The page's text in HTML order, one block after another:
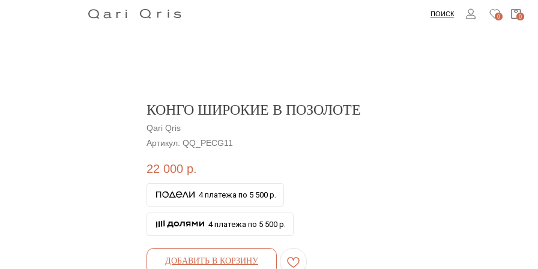
0
КОНГО ШИРОКИЕ В ПОЗОЛОТЕ
Qari Qris
Артикул: QQ_PECG11
22 000 р.
4 платежа по 5 500 р.
4 платежа по 5 500 р.
ДОБАВИТЬ В КОРЗИНУ